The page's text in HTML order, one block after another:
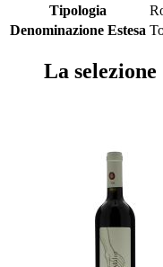
Tipologia
Denominazione Estesa
La